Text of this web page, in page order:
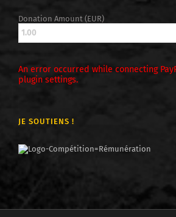
Donation Amount (EUR)
An error occurred while connecting
plugin settings.
JE SOUTIENS !